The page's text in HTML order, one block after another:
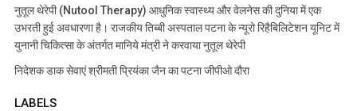
नुतूल थेरेपी (Nutool Therapy) आधुनिक स्वास्थ्य और वेलनेस की दुनिया में एक
उभरती हुई अवधारणा है। राजकीय तिब्बी अस्पताल पटना के न्यूरो रिहैबिलिटेशन यूनिट में
युनानी चिकित्सा के अंतर्गत मानिये मंत्री ने करवाया नुतूल थेरेपी
निदेशक डाक सेवाएं श्रीमती प्रियंका जैन का पटना जीपीओ दौरा
LABELS